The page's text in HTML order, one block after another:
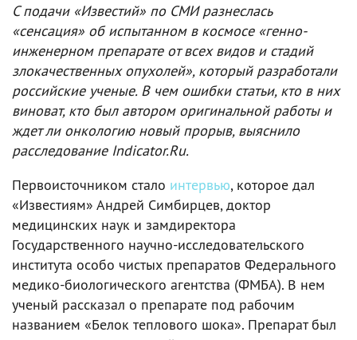
С подачи «Известий» по СМИ разнеслась
«сенсация» об испытанном в космосе «генно-
инженерном препарате от всех видов и стадий
злокачественных опухолей», который разработали
российские ученые. В чем ошибки статьи, кто в них
виноват, кто был автором оригинальной работы и
ждет ли онкологию новый прорыв, выяснило
расследование Indicator.Ru.
Первоисточником стало интервью, которое дал
«Известиям» Андрей Симбирцев, доктор
медицинских наук и замдиректора
Государственного научно-исследовательского
института особо чистых препаратов Федерального
медико-биологического агентства (ФМБА). В нем
ученый рассказал о препарате под рабочим
названием «Белок теплового шока». Препарат был